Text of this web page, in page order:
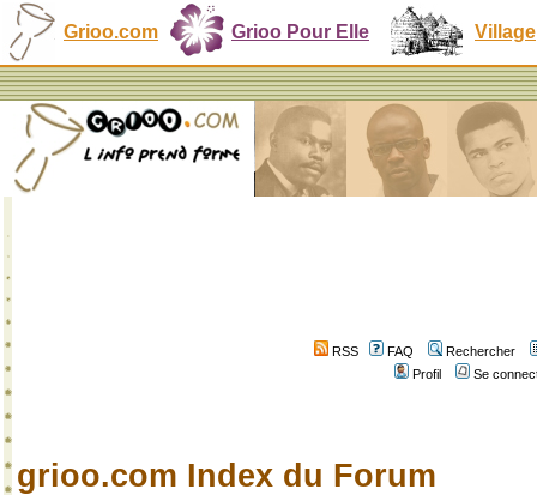
Grioo.com Grioo Pour Elle Village
RSS FAQ
Rechercher
Profil
Se
grioo.com Index du Forum